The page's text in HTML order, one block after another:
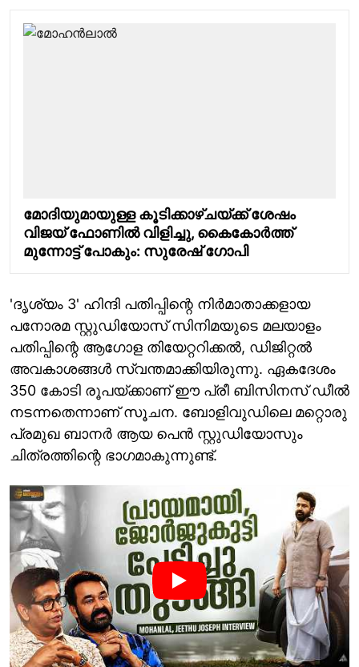
മോദിയുമായുള്ള കൂടിക്കാഴ്ചയ്ക്ക് ശേഷം
വിജയ് ഫോണിൽ വിളിച്ചു, കൈകോർത്ത്
മുന്നോട്ട് പോകും: സുരേഷ് ഗോപി
'ദൃശ്യം 3' ഹിന്ദി പതിപ്പിന്റെ നിർമാതാക്കളായ
പനോരമ സ്റ്റുഡിയോസ് സിനിമയുടെ മലയാളം
പതിപ്പിന്റെ ആഗോള തിയേറ്ററിക്കല്‍, ഡിജിറ്റല്‍
അവകാശങ്ങൾ സ്വന്തമാക്കിയിരുന്നു. ഏകദേശം
350 കോടി രൂപയ്ക്കാണ് ഈ പ്രീ ബിസിനസ് ഡീൽ
നടന്നതെന്നാണ് സൂചന. ബോളിവുഡിലെ മറ്റൊരു
പ്രമുഖ ബാനര്‍ ആയ പെന്‍ സ്റ്റുഡിയോസും
ചിത്രത്തിന്റെ ഭാഗമാകുന്നുണ്ട്.